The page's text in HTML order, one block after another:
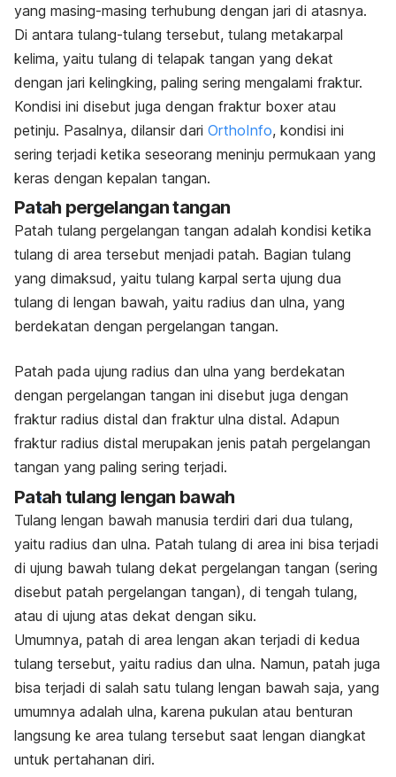
yang masing-masing terhubung dengan jari di atasnya.
Di antara tulang-tulang tersebut, tulang metakarpal
kelima, yaitu tulang di telapak tangan yang dekat
dengan jari kelingking, paling sering mengalami fraktur.
Kondisi ini disebut juga dengan fraktur boxer atau
petinju. Pasalnya, dilansir dari OrthoInfo, kondisi ini
sering terjadi ketika seseorang meninju permukaan yang
keras dengan kepalan tangan.
Patah pergelangan tangan
Patah tulang pergelangan tangan adalah kondisi ketika
tulang di area tersebut menjadi patah. Bagian tulang
yang dimaksud, yaitu tulang karpal serta ujung dua
tulang di lengan bawah, yaitu radius dan ulna, yang
berdekatan dengan pergelangan tangan.
Patah pada ujung radius dan ulna yang berdekatan
dengan pergelangan tangan ini disebut juga dengan
fraktur radius distal dan fraktur ulna distal. Adapun
fraktur radius distal merupakan jenis patah pergelangan
tangan yang paling sering terjadi.
Patah tulang lengan bawah
Tulang lengan bawah manusia terdiri dari dua tulang,
yaitu radius dan ulna. Patah tulang di area ini bisa terjadi
di ujung bawah tulang dekat pergelangan tangan (sering
disebut patah pergelangan tangan), di tengah tulang,
atau di ujung atas dekat dengan siku.
Umumnya, patah di area lengan akan terjadi di kedua
tulang tersebut, yaitu radius dan ulna. Namun, patah juga
bisa terjadi di salah satu tulang lengan bawah saja, yang
umumnya adalah ulna, karena pukulan atau benturan
langsung ke area tulang tersebut saat lengan diangkat
untuk pertahanan diri.